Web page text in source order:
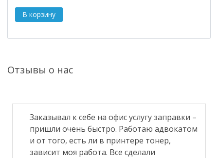
Отзывы о нас
Заказывал к себе на офис услугу заправки –
пришли очень быстро. Работаю адвокатом
и от того, есть ли в принтере тонер,
зависит моя работа. Все сделали